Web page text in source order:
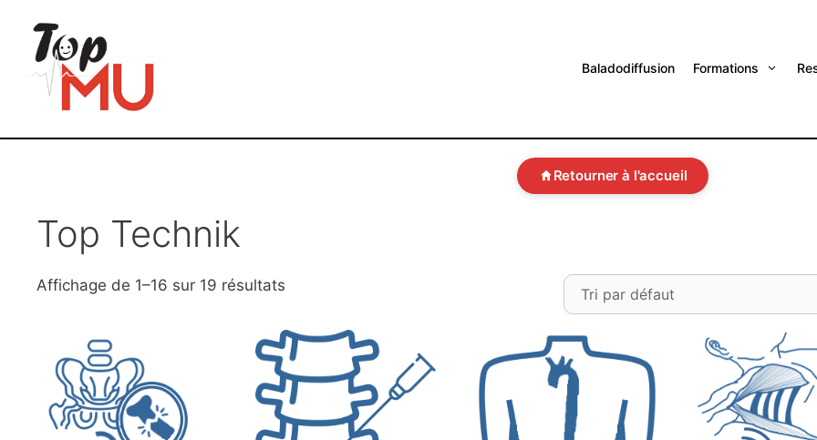
Baladodiffusion Formations
Retourner à l'accueil
Top Technik
Affichage de 1–16 sur 19 résultats